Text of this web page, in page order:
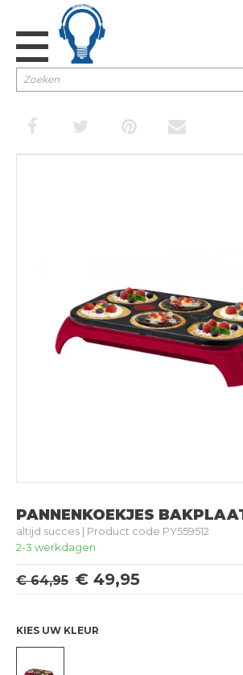
Inbouw
Cadeaubon
PANNENKOEKJES
altijd succes | Product code PY559512
2-3 werkdagen
€ 64,95 € 49,95
KIES UW KLEUR